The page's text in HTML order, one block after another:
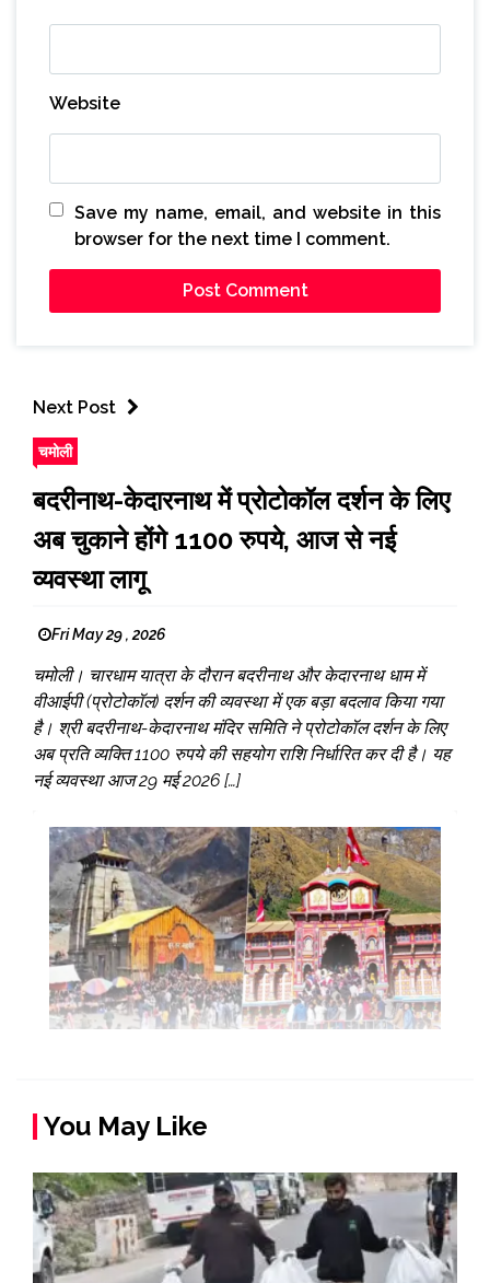
Website
Save my name, email, and website in this
browser for the next time I comment.
Next Post
चमोली
बदरीनाथ-केदारनाथ में प्रोटोकॉल दर्शन के लिए
अब चुकाने होंगे 1100 रुपये, आज से नई
व्यवस्था लागू
Fri May 29 , 2026
चमोली। चारधाम यात्रा के दौरान बदरीनाथ और केदारनाथ धाम में
वीआईपी (प्रोटोकॉल) दर्शन की व्यवस्था में एक बड़ा बदलाव किया गया
है। श्री बदरीनाथ-केदारनाथ मंदिर समिति ने प्रोटोकॉल दर्शन के लिए
अब प्रति व्यक्ति 1100 रुपये की सहयोग राशि निर्धारित कर दी है। यह
नई व्यवस्था आज 29 मई 2026 […]
You May Like